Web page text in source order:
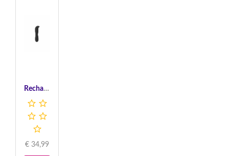
Rechargeable Prostate Probe - Black
€ 34,99